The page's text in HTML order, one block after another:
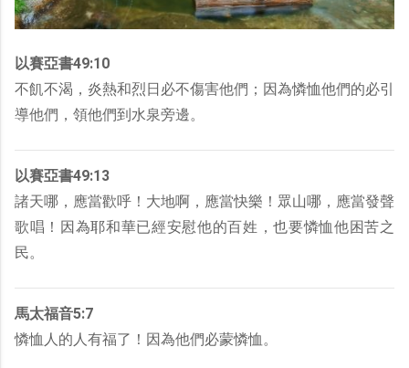
以賽亞書49:10
不飢不渴，炎熱和烈日必不傷害他們；因為憐恤他們的必引
導他們，領他們到水泉旁邊。
以賽亞書49:13
諸天哪，應當歡呼！大地啊，應當快樂！眾山哪，應當發聲
歌唱！因為耶和華已經安慰他的百姓，也要憐恤他困苦之
民。
馬太福音5:7
憐恤人的人有福了！因為他們必蒙憐恤。